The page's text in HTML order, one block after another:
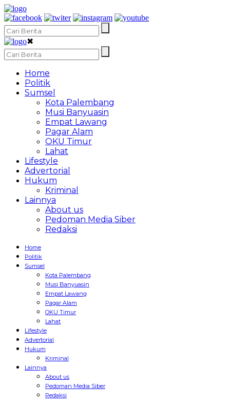
✖
Home
Politik
Sumsel
Kota Palembang
Musi Banyuasin
Empat Lawang
Pagar Alam
OKU Timur
Lahat
Lifestyle
Advertorial
Hukum
Kriminal
Lainnya
About us
Pedoman Media Siber
Redaksi
Home
Politik
Sumsel
Kota Palembang
Musi Banyuasin
Empat Lawang
Pagar Alam
OKU Timur
Lahat
Lifestyle
Advertorial
Hukum
Kriminal
Lainnya
About us
Pedoman Media Siber
Redaksi